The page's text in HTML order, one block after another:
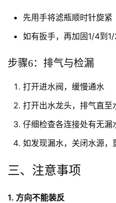
先用手将滤瓶顺时针旋紧
如有扳手，再加固1/4到
步骤6：排气与检漏
打开进水阀，缓慢通水
打开出水龙头，排气直至
仔细检查各连接处有无漏
如发现漏水，关闭水源
三、注意事项
1. 方向不能装反